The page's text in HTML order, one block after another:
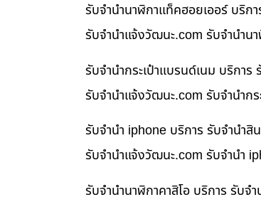
รับจำนำนาฬิกาแท็คฮอยเออร์ บริก
รับจํานําแจ้งวัฒนะ.com รับจำนำน
รับจำนำกระเป๋าแบรนด์เนม บริกา
รับจํานําแจ้งวัฒนะ.com รับจำนำก
รับจำนำ iphone บริการ รับจำนำ
รับจํานําแจ้งวัฒนะ.com รับจำนำ
รับจำนำนาฬิกาคาสิโอ บริการ รับจ